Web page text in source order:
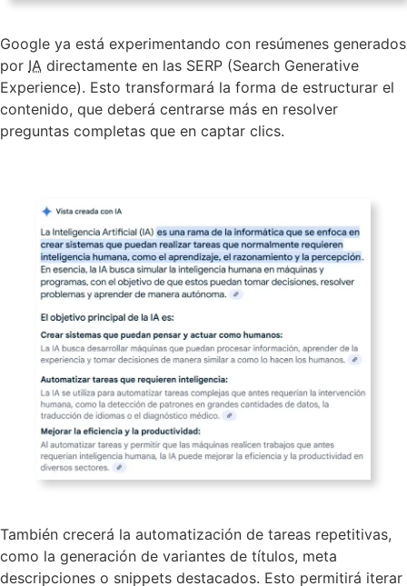
Google ya está experimentando con resúmenes generados
por IA directamente en las SERP (Search Generative
Experience). Esto transformará la forma de estructurar el
contenido, que deberá centrarse más en resolver
preguntas completas que en captar clics.
También crecerá la automatización de tareas repetitivas,
como la generación de variantes de títulos, meta
descripciones o snippets destacados. Esto permitirá iterar